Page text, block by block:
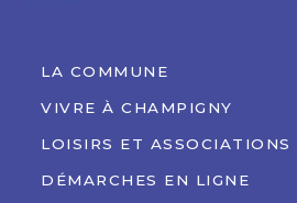
LA COMMUNE
VIVRE À CHAMPIGNY
LOISIRS ET ASSOCIATIONS
DÉMARCHES EN LIGNE